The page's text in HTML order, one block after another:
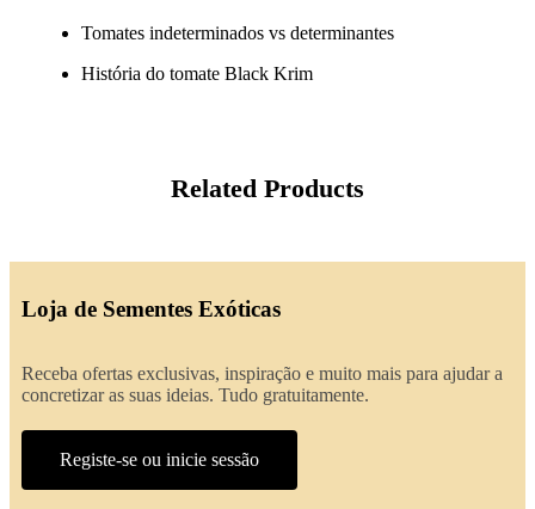
Tomates indeterminados vs determinantes
História do tomate Black Krim
Related Products
Loja de Sementes Exóticas
Receba ofertas exclusivas, inspiração e muito mais para ajudar a
concretizar as suas ideias. Tudo gratuitamente.
Registe-se ou inicie sessão